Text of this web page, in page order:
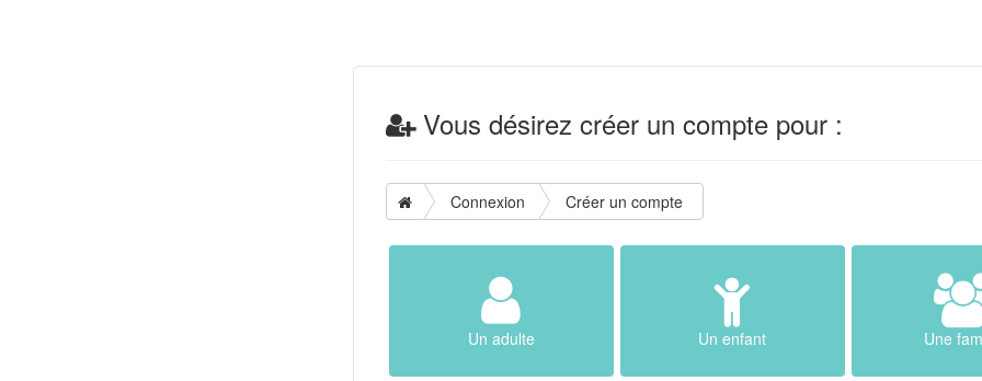
Vous désirez créer un compte pour :
Connexion Créer un compte
Un adulte Un enfant Une